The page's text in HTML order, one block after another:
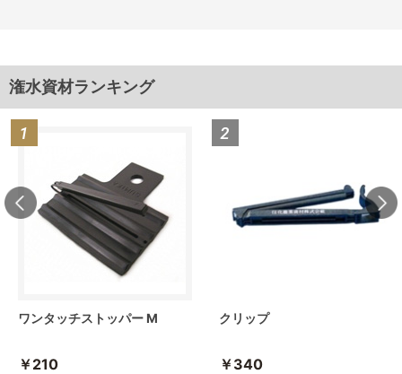
潅水資材ランキング
ワンタッチストッパー M
￥210
クリップ
￥340